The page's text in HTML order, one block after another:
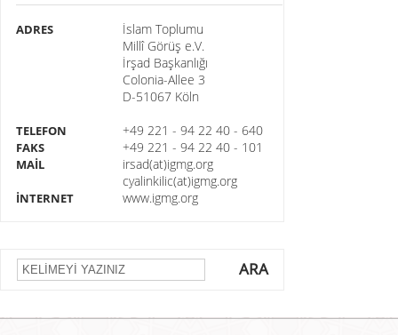
ADRES
İslam Toplumu
Millî Görüş e.V.
İrşad Başkanlığı
Colonia-Allee 3
D-51067 Köln
TELEFON +49 221 - 94 22 40 - 640
FAKS +49 221 - 94 22 40 - 101
MAİL
irsad(at)igmg.org
cyalinkilic(at)igmg.org
İNTERNET www.igmg.org
ARA